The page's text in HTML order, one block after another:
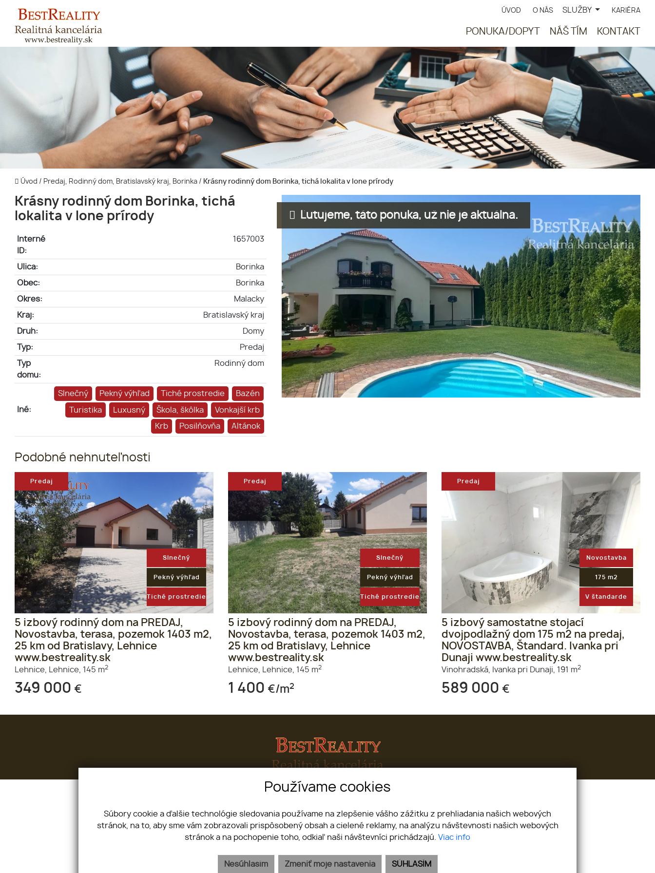
ÚVOD O NÁS SLUŽBY KARIÉRA
PONUKA/DOPYT NÁŠ TÍM KONTAKT
Úvod / Predaj, Rodinný dom, Bratislavský kraj, Borinka / Krásny rodinný dom Borinka, tichá lokalita v lone prírody
Krásny rodinný dom Borinka, tichá
lokalita v lone prírody
Interné
ID:
1657003
Ulica: Borinka
Obec: Borinka
Okres: Malacky
Kraj: Bratislavský kraj
Druh: Domy
Typ: Predaj
Typ
domu:
Rodinný dom
Iné:
Slnečný Pekný výhľad Tiché prostredie Bazén
Turistika Luxusný Škola, škôlka Vonkajší krb
Krb Posilňovňa Altánok
Ľutujeme, táto ponuka, už nie je aktuálna.
Podobné nehnuteľnosti
Predaj
Slnečný
Pekný výhľad
Tiché prostredie
5 izbový rodinný dom na PREDAJ,
Novostavba, terasa, pozemok 1403 m2,
25 km od Bratislavy, Lehnice
www.bestreality.sk
Lehnice, Lehnice, 145 m2
349 000 €
Predaj
Slnečný
Pekný výhľad
Tiché prostredie
5 izbový rodinný dom na PREDAJ,
Novostavba, terasa, pozemok 1403 m2,
25 km od Bratislavy, Lehnice
www.bestreality.sk
Lehnice, Lehnice, 145 m2
1 400 €/m2
Predaj
Novostavba
175 m2
V štandarde
5 izbový samostatne stojací
dvojpodlažný dom 175 m2 na predaj,
NOVOSTAVBA, Štandard. Ivanka pri
Dunaji www.bestreality.sk
Vinohradská, Ivanka pri Dunaji, 191 m2
589 000 €
Úvod O nás Kariéra Ponuka/ dopyt Náš tím Kontakt
webex.digital- REALVIA.sk
Ochrana osobných údajov
Pravidlá cookies
Používame cookies
Súbory cookie a ďalšie technológie sledovania používame na zlepšenie vášho zážitku z prehliadania našich webových
stránok, na to, aby sme vám zobrazovali prispôsobený obsah a cielené reklamy, na analýzu návštevnosti našich webových
stránok a na pochopenie toho, odkiaľ naši návštevníci prichádzajú. Viac info
SÚHLASÍM
Nesúhlasím Zmeniť moje nastavenia